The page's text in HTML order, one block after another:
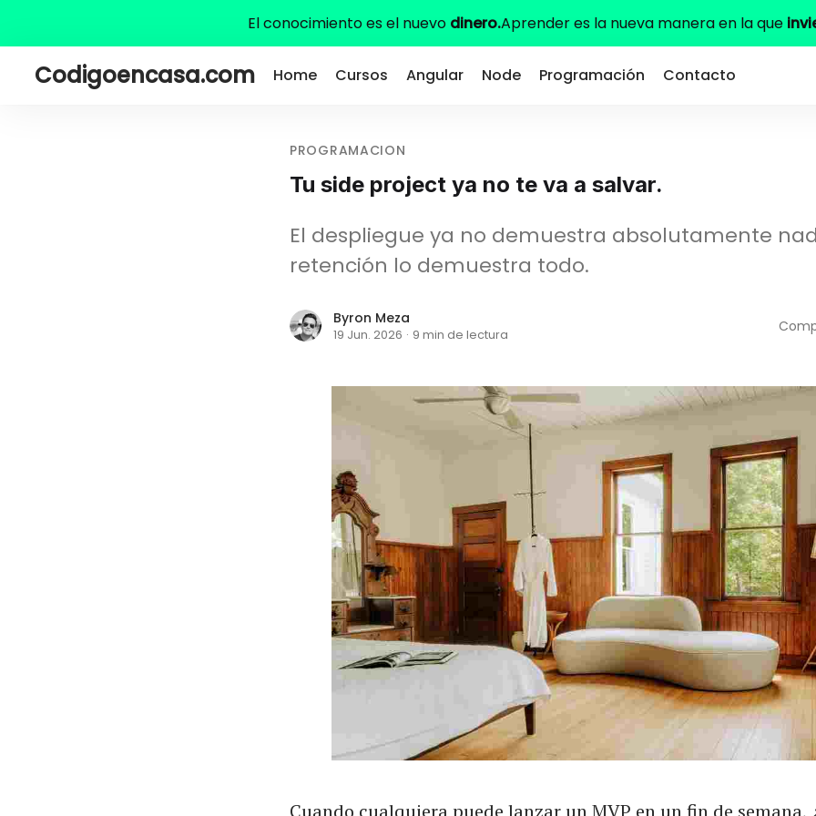
El conocimiento es el nuevo dinero.Aprender es la nueva manera en la que
Codigoencasa.com Home Cursos Angular Node Programación Contacto
PROGRAMACION
Tu side project ya no te va a salvar.
El despliegue ya no demuestra absolutamente
retención lo demuestra todo.
Byron Meza
19 Jun. 2026 · 9 min de lectura